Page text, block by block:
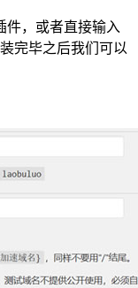
件，或者直接输入
完毕之后我们可以